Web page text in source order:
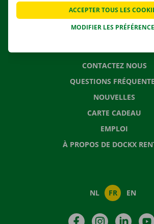
SOLUTIONS DE
CONTACTEZ NOUS
QUESTIONS
NOUVELLES
CARTE CADEAU
EMPLOI
À PROPOS DE DOCKX
NL FR EN
FacebookInstagram
MODIFIER LES
ACCEPTER TOUS LES